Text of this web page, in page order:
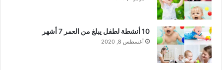
10 أنشطة لطفل يبلغ من العمر 7 أشهر
أغسطس 8, 2020